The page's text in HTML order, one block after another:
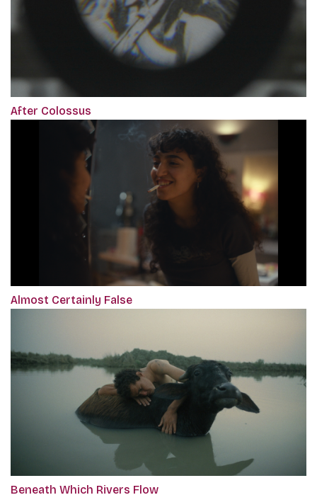
After Colossus
Almost Certainly False
Beneath Which Rivers Flow